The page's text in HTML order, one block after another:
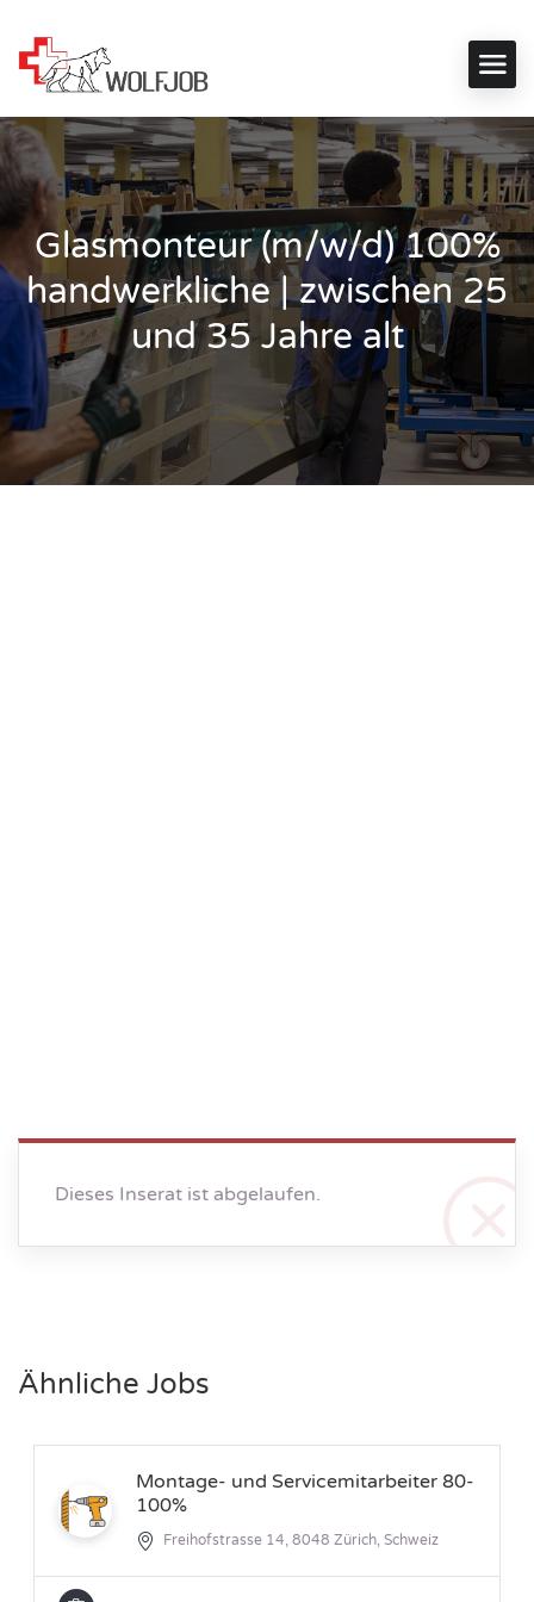
Glasmonteur (m/w/d) 100%
handwerkliche | zwischen 25
und 35 Jahre alt
Dieses Inserat ist abgelaufen.
Ähnliche Jobs
Montage- und Servicemitarbeiter 80-
100%
Freihofstrasse 14, 8048 Zürich, Schweiz